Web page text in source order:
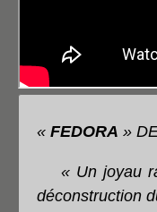
« FEDORA »
« Un joyau
déconstruction